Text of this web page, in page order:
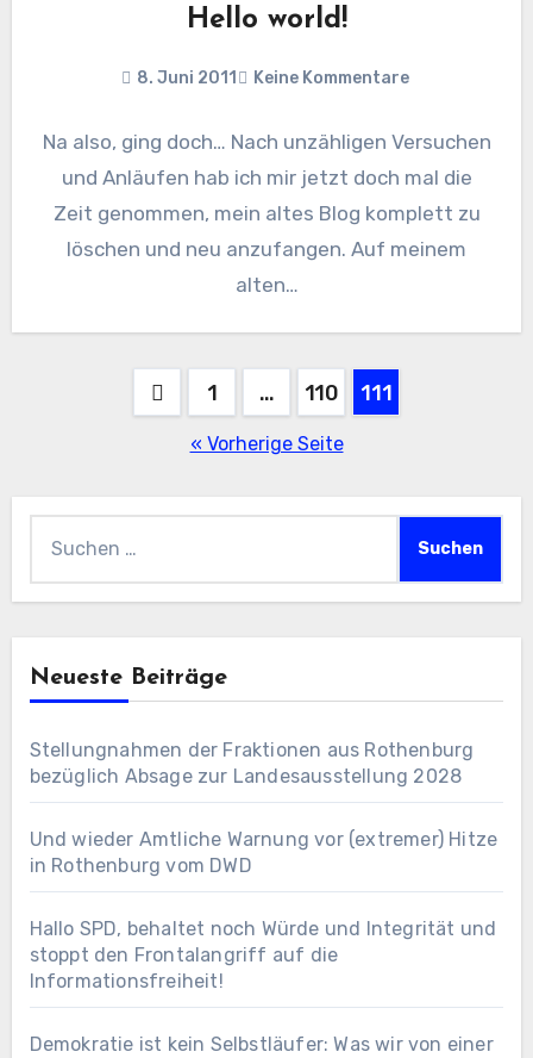
Hello world!
8. Juni 2011 Keine Kommentare
Na also, ging doch… Nach unzähligen Versuchen
und Anläufen hab ich mir jetzt doch mal die
Zeit genommen, mein altes Blog komplett zu
löschen und neu anzufangen. Auf meinem
alten…
Seitennummerierung
1 … 110 111
« Vorherige Seite
Neueste Beiträge
Stellungnahmen der Fraktionen aus Rothenburg
bezüglich Absage zur Landesausstellung 2028
Und wieder Amtliche Warnung vor (extremer) Hitze
in Rothenburg vom DWD
Hallo SPD, behaltet noch Würde und Integrität und
stoppt den Frontalangriff auf die
Informationsfreiheit!
Demokratie ist kein Selbstläufer: Was wir von einer